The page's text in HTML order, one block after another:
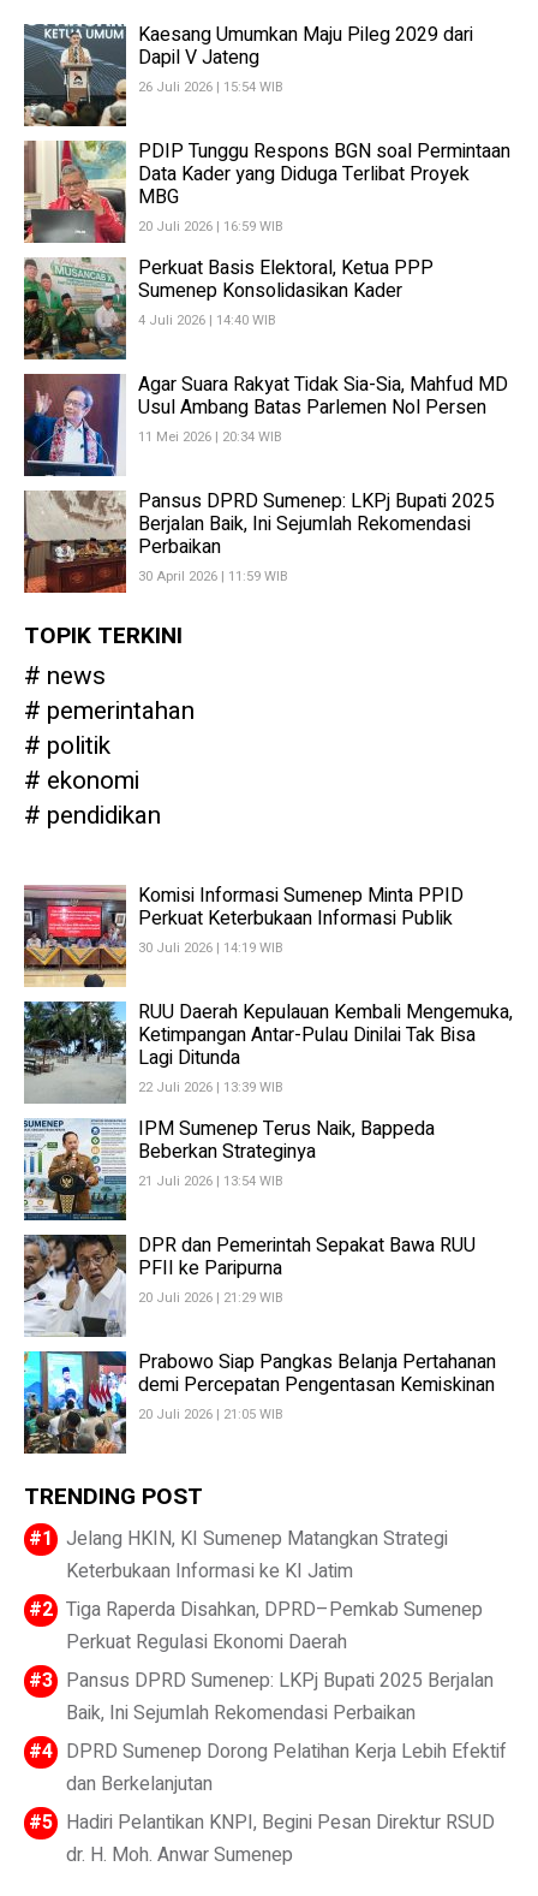
Kaesang Umumkan Maju Pileg 2029 dari
Dapil V Jateng
26 Juli 2026 | 15:54 WIB
PDIP Tunggu Respons BGN soal Permintaan
Data Kader yang Diduga Terlibat Proyek
MBG
20 Juli 2026 | 16:59 WIB
Perkuat Basis Elektoral, Ketua PPP
Sumenep Konsolidasikan Kader
4 Juli 2026 | 14:40 WIB
Agar Suara Rakyat Tidak Sia-Sia, Mahfud MD
Usul Ambang Batas Parlemen Nol Persen
11 Mei 2026 | 20:34 WIB
Pansus DPRD Sumenep: LKPj Bupati 2025
Berjalan Baik, Ini Sejumlah Rekomendasi
Perbaikan
30 April 2026 | 11:59 WIB
TOPIK TERKINI
news
pemerintahan
politik
ekonomi
pendidikan
Komisi Informasi Sumenep Minta PPID
Perkuat Keterbukaan Informasi Publik
30 Juli 2026 | 14:19 WIB
RUU Daerah Kepulauan Kembali Mengemuka,
Ketimpangan Antar-Pulau Dinilai Tak Bisa
Lagi Ditunda
22 Juli 2026 | 13:39 WIB
IPM Sumenep Terus Naik, Bappeda
Beberkan Strateginya
21 Juli 2026 | 13:54 WIB
DPR dan Pemerintah Sepakat Bawa RUU
PFII ke Paripurna
20 Juli 2026 | 21:29 WIB
Prabowo Siap Pangkas Belanja Pertahanan
demi Percepatan Pengentasan Kemiskinan
20 Juli 2026 | 21:05 WIB
TRENDING POST
Jelang HKIN, KI Sumenep Matangkan Strategi
Keterbukaan Informasi ke KI Jatim
Tiga Raperda Disahkan, DPRD–Pemkab Sumenep
Perkuat Regulasi Ekonomi Daerah
Pansus DPRD Sumenep: LKPj Bupati 2025 Berjalan
Baik, Ini Sejumlah Rekomendasi Perbaikan
DPRD Sumenep Dorong Pelatihan Kerja Lebih Efektif
dan Berkelanjutan
Hadiri Pelantikan KNPI, Begini Pesan Direktur RSUD
dr. H. Moh. Anwar Sumenep